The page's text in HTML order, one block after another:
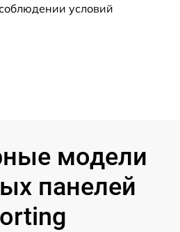
условий
модели
панелей